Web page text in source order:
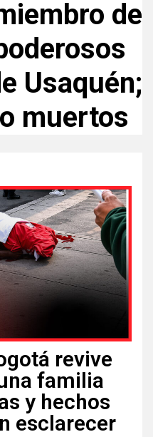
de
Usaquén;
muertos
revive
familia
y hechos
esclarecer